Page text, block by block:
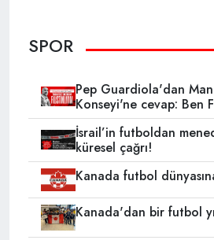
SPOR
Pep Guardiola'dan
Konseyi'ne cevap: Ben
İsrail’in futboldan
küresel çağrı!
Kanada futbol
Kanada'dan bir futbol